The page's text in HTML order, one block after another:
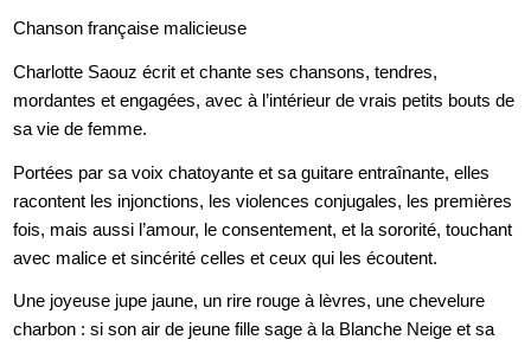
Chanson française malicieuse
Charlotte Saouz écrit et chante ses chansons, tendres,
mordantes et engagées, avec à l’intérieur de vrais petits bouts de
sa vie de femme.
Portées par sa voix chatoyante et sa guitare entraînante, elles
racontent les injonctions, les violences conjugales, les premières
fois, mais aussi l’amour, le consentement, et la sororité, touchant
avec malice et sincérité celles et ceux qui les écoutent.
Une joyeuse jupe jaune, un rire rouge à lèvres, une chevelure
charbon : si son air de jeune fille sage à la Blanche Neige et sa